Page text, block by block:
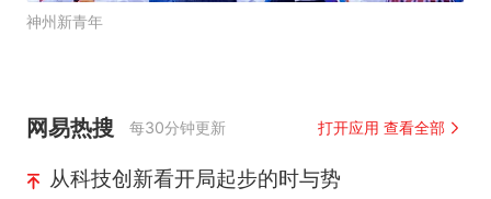
神州新青年
网易热搜 每30分钟更新 打开应用 查看全部
从科技创新看开局起步的时与势